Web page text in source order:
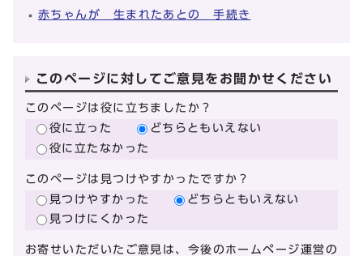
赤ちゃんが 生まれたあとの 手続き
このページに対してご意見をお聞かせください
このページは役に立ちましたか？
役に立った
どちらともいえない
役に立たなかった
このページは見つけやすかったですか？
見つけやすかった
どちらともいえない
見つけにくかった
お寄せいただいたご意見は、今後のホームページ運営の